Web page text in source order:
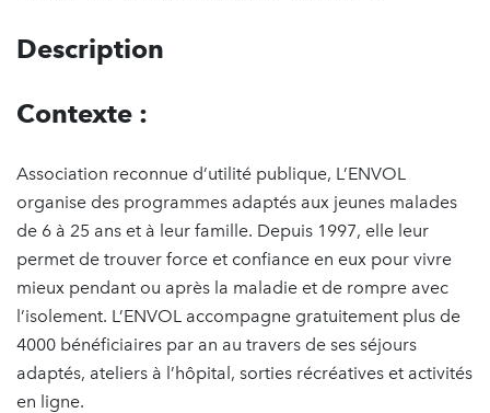
Description
Contexte :
Association reconnue d’utilité publique, L’ENVOL
organise des programmes adaptés aux jeunes malades
de 6 à 25 ans et à leur famille. Depuis 1997, elle leur
permet de trouver force et confiance en eux pour vivre
mieux pendant ou après la maladie et de rompre avec
l’isolement. L’ENVOL accompagne gratuitement plus de
4000 bénéficiaires par an au travers de ses séjours
adaptés, ateliers à l’hôpital, sorties récréatives et activités
en ligne.